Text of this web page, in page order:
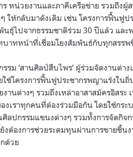
หน่วยงานและภาคีเครือข่าย รวมถึง
ให้กลับมาดังเดิม เช่น โครงการฟื้นฟู
นธุ์ไปจากธรรมชาติร่วม 30 ปีแล้ว แ
าทหน้าที่เชื่อมโยงสัมพันธ์กับทุกสรร
รม ‘สานศิลป์สืบไพร’ ผู้ร่วมจัดงานต่า
ใช้โครงการฟื้นฟูประชากรพญาแร้งใ
านต่างๆ รวมถึงเหล่าอาสาสมัครอิสระ
เราทุกคนที่ต้องร่วมมือกัน โดยใช้กร
ลปกรรมแขนงต่างๆ รวมทั้งการจัดกิจ
งต้องการช่วยระดมทุนผ่านการขายชิ้
ด้วย